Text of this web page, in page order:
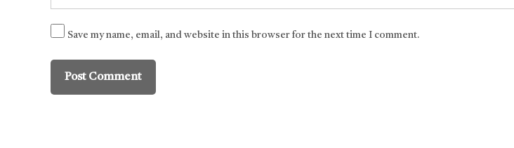
Save my name, email, and website in this browser for the next time I comment.